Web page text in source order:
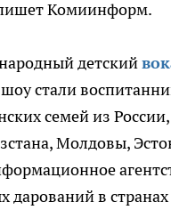
Комиинформ.
детский
стали
семей из
Молдовы,
в странах